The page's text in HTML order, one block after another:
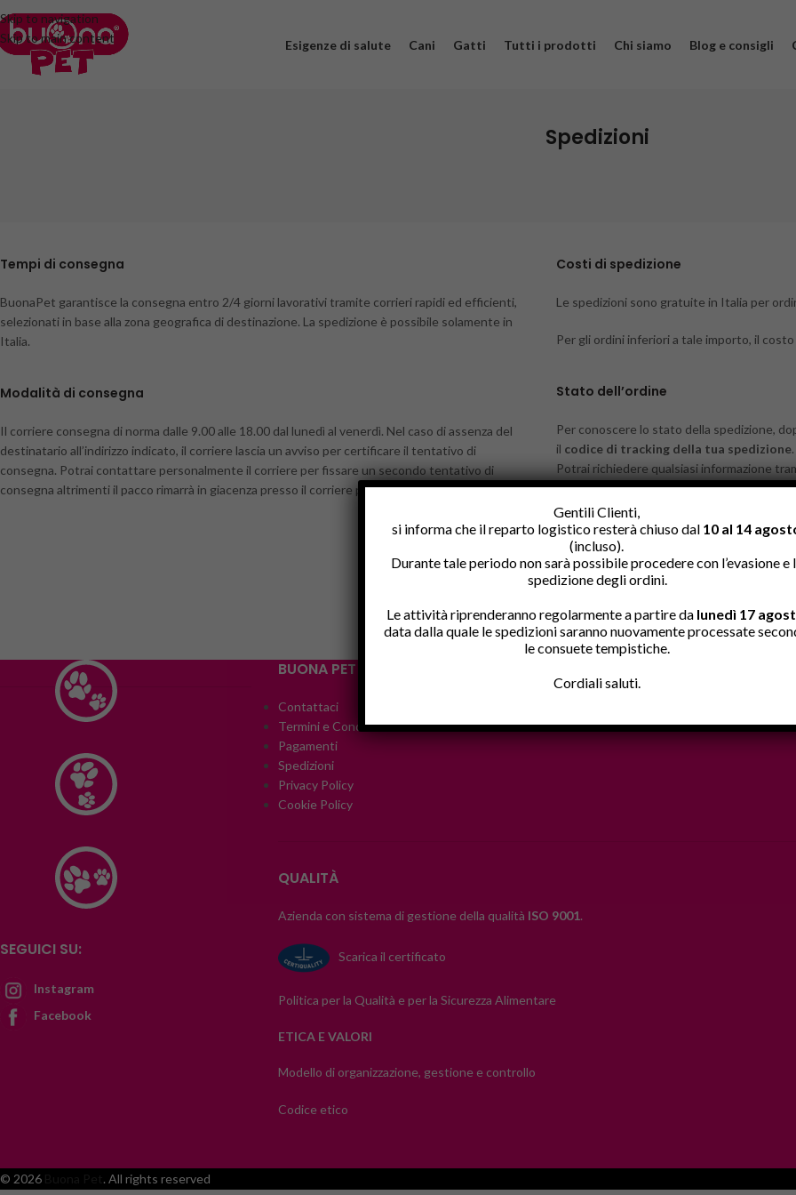
Skip to navigation
Skip to main content
Esigenze di salute Cani Gatti Tutti i prodotti Chi siamo Blog e consigli
Spedizioni
Tempi di consegna
BuonaPet garantisce la consegna entro 2/4 giorni lavorativi tramite corrieri rapidi ed efficienti,
selezionati in base alla zona geografica di destinazione. La spedizione è possibile solamente in
Italia.
Modalità di consegna
Il corriere consegna di norma dalle 9.00 alle 18.00 dal lunedì al venerdì. Nel caso di assenza del
destinatario all’indirizzo indicato, il corriere lascia un avviso per certificare il tentativo di
consegna. Potrai contattare personalmente il corriere per fissare un secondo tentativo di
consegna altrimenti il pacco rimarrà in giacenza presso il corriere per 30 giorni per il ritiro in filiale.
Costi di spedizione
Le spedizioni sono gratuite in Italia per
Per gli ordini inferiori a tale importo, il
Stato dell’ordine
Per conoscere lo stato della spedizione,
il codice di tracking della tua spedizione.
Potrai richiedere qualsiasi informazione
tramite e-mail (info@buonapet.it) o
SEGUICI SU:
Instagram
Facebook
BUONA PET
Contattaci
Termini e Condizioni
Pagamenti
Spedizioni
Privacy Policy
Cookie Policy
QUALITÀ
Azienda con sistema di gestione della qualità ISO 9001.
Scarica il certificato
Politica per la Qualità e per la Sicurezza Alimentare
ETICA E VALORI
Modello di organizzazione, gestione e controllo
Codice etico
© 2026 . All rights reserved
Gentili Clienti,
si informa che il reparto logistico resterà chiuso dal 10 al 14
(incluso).
Durante tale periodo non sarà possibile procedere con l’evasione e
spedizione degli ordini.
Le attività riprenderanno regolarmente a partire da lunedì 17
data dalla quale le spedizioni saranno nuovamente processate
le consuete tempistiche.
Cordiali saluti.